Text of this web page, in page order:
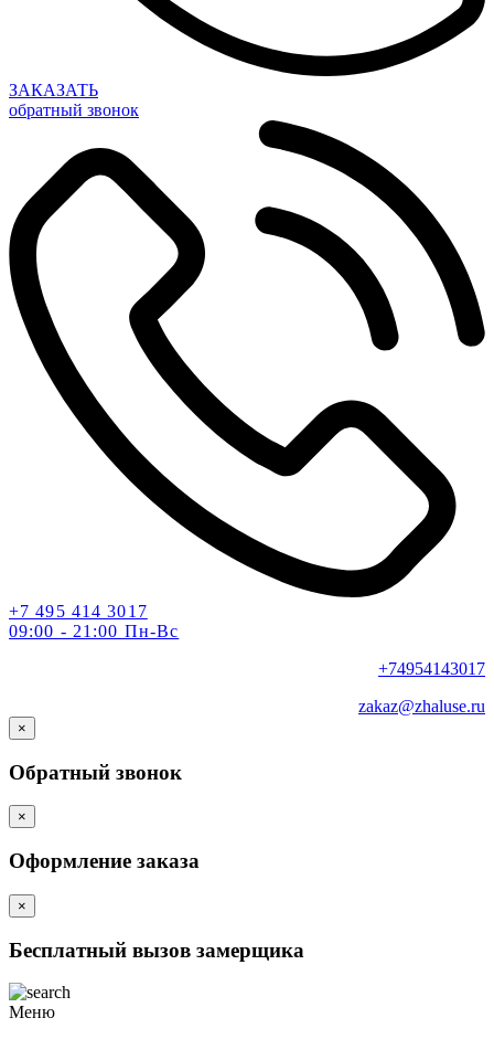
ЗАКАЗАТЬ
обратный звонок
+7 495 414 3017
09:00 - 21:00 Пн-Вс
+74954143017
zakaz@zhaluse.ru
×
Обратный звонок
×
Оформление заказа
×
Бесплатный вызов замерщика
Меню